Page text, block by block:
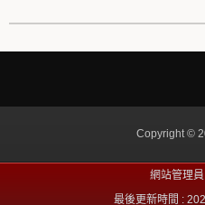
Copyright ©
網站管理
最後更新時間 :